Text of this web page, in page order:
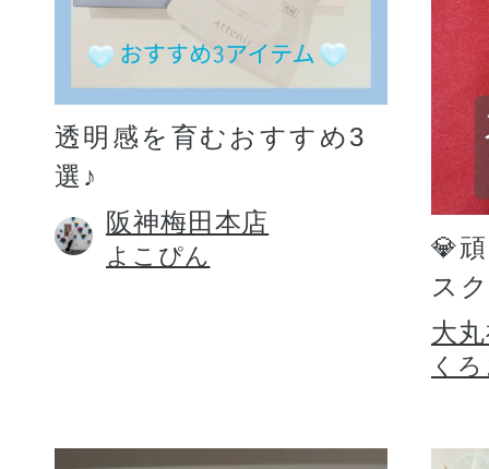
透明感を育むおすすめ3
選♪
阪神梅田本店
よこぴん
💎
ス
大
く